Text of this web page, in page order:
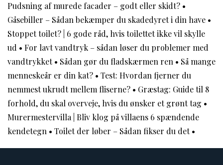
Pudsning af murede facader – godt eller skidt? •
Gåsebiller – Sådan bekæmper du skadedyret i din have •
Stoppet toilet? | 6 gode råd, hvis toilettet ikke vil skylle
ud • For lavt vandtryk – sådan løser du problemer med
vandtrykket• Sådan gør du fladskærmen ren • Så mange
menneskeår er din kat? • Test: Hvordan fjerner du
nemmest ukrudt mellem fliserne? • Græstag: Guide til 8
forhold, du skal overveje, hvis du ønsker et grønt tag •
Murermestervilla | Bliv klog på villaens 6 spændende
kendetegn • Toilet der løber – Sådan fikser du det•